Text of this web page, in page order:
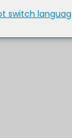
switch